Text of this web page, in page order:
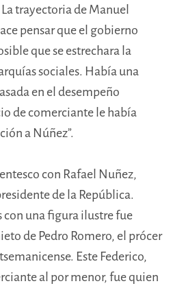
trayectoria de Manuel
pensar que el gobierno
que se estrechara la
sociales. Había una
en el desempeño
de comerciante le había
a Núñez”.
con Rafael Nuñez,
de la República.
con una figura ilustre fue
de Pedro Romero, el prócer
Este Federico,
al por menor, fue quien